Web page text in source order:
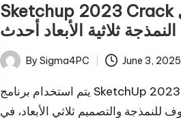
Sketchup 2023 Crack تحميل كامل
النمذجة ثلاثية الأبعاد أحدث
Posted
By Sigma4PC June 3, 2025
يتم استخدام برنامج SketchUp 2023 Full Crack، وهو برنامج